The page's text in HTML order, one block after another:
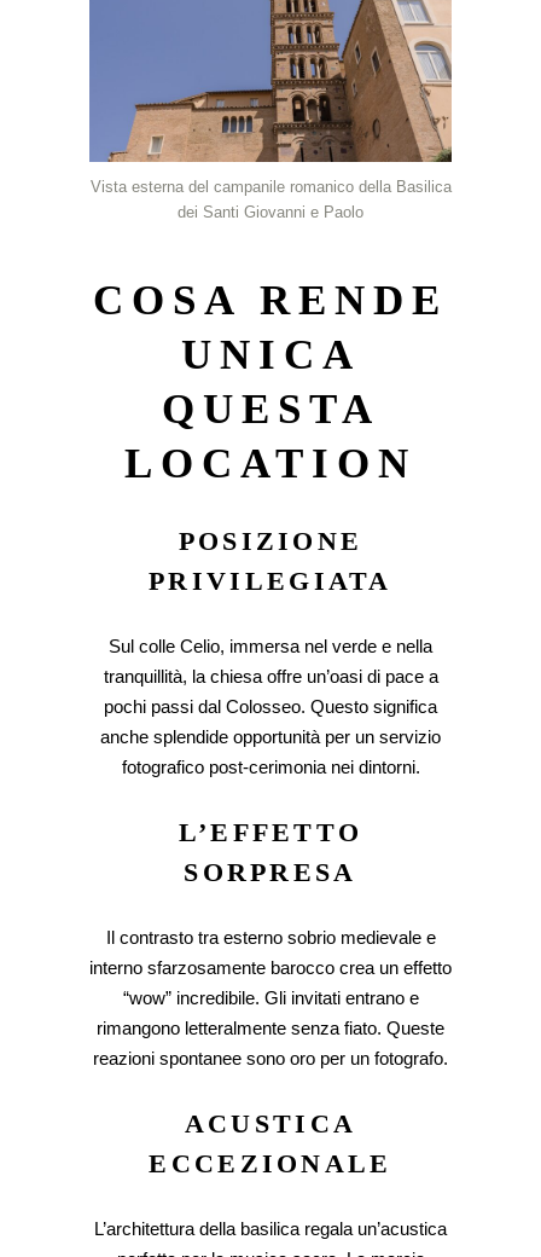
Vista esterna del campanile romanico della Basilica
dei Santi Giovanni e Paolo
COSA RENDE
UNICA
QUESTA
LOCATION
POSIZIONE
PRIVILEGIATA
Sul colle Celio, immersa nel verde e nella
tranquillità, la chiesa offre un’oasi di pace a
pochi passi dal Colosseo. Questo significa
anche splendide opportunità per un servizio
fotografico post-cerimonia nei dintorni.
L’EFFETTO
SORPRESA
Il contrasto tra esterno sobrio medievale e
interno sfarzosamente barocco crea un effetto
“wow” incredibile. Gli invitati entrano e
rimangono letteralmente senza fiato. Queste
reazioni spontanee sono oro per un fotografo.
ACUSTICA
ECCEZIONALE
L’architettura della basilica regala un’acustica